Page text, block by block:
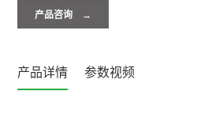
产品咨询 →
产品详情 参数视频